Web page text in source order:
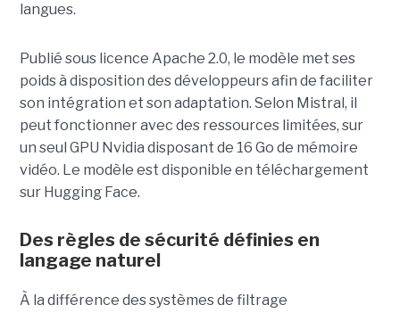
langues.
Publié sous licence Apache 2.0, le modèle met ses
poids à disposition des développeurs afin de faciliter
son intégration et son adaptation. Selon Mistral, il
peut fonctionner avec des ressources limitées, sur
un seul GPU Nvidia disposant de 16 Go de mémoire
vidéo. Le modèle est disponible en téléchargement
sur Hugging Face.
Des règles de sécurité définies en
langage naturel
À la différence des systèmes de filtrage